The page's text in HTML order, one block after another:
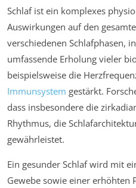
Schlaf ist ein komplexes
Auswirkungen auf den
verschiedenen Schlafphasen,
umfassende Erholung vieler
beispielsweise die
Immunsystem gestärkt.
dass insbesondere die
Rhythmus, die
gewährleistet.
Ein gesunder Schlaf wird mit
Gewebe sowie einer